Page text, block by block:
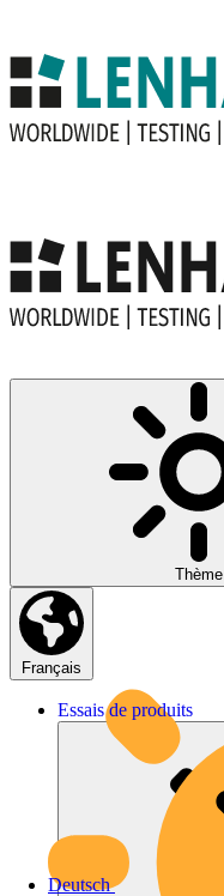
Thème
Français
Deutsch
Essais de produits